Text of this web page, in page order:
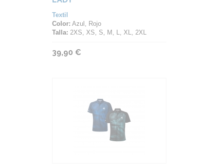
Textil
Color: Azul, Rojo
Talla: 2XS, XS, S, M, L, XL, 2XL
39,90 €